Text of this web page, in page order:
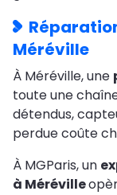
Méréville
À Méréville, une
toute une
détendus,
perdue coûte
À MGParis, un
à Méréville